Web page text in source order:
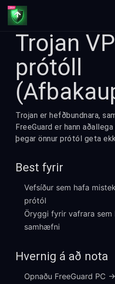
Trojan
prótóll
Trojan er hefðbundnara,
FreeGuard er hann
þegar önnur prótól geta
Best fyrir
Vefsíður sem hafa
prótól
Öryggi fyrir vafrara sem
samhæfni
Hvernig á að nota
Opnaðu FreeGuard PC